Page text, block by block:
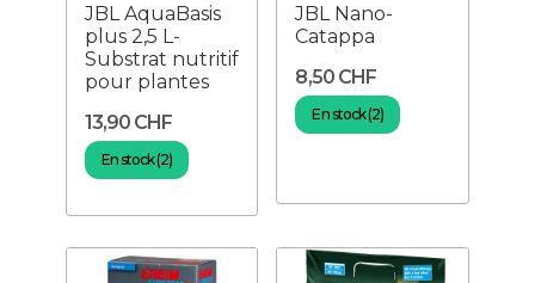
JBL AquaBasis
plus 2,5 L-
Substrat nutritif
pour plantes
13,90 CHF
En stock (2)
JBL Nano-
Catappa
8,50 CHF
En stock (2)